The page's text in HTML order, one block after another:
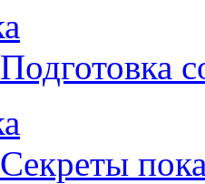
Подготовка
Секреты